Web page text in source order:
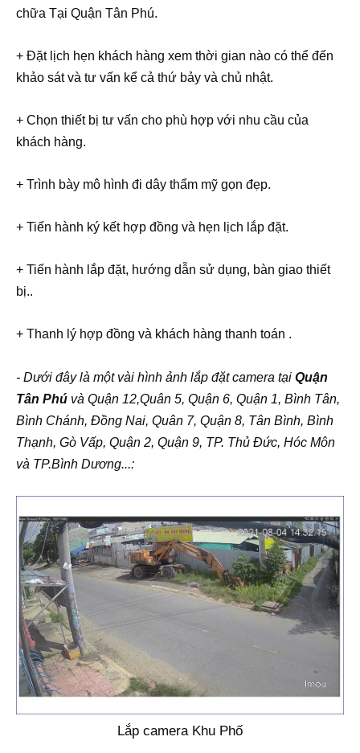
chữa Tại Quận Tân Phú.
+ Đặt lịch hẹn khách hàng xem thời gian nào có thể đến
khảo sát và tư vấn kể cả thứ bảy và chủ nhật.
+ Chọn thiết bị tư vấn cho phù hợp với nhu cầu của
khách hàng.
+ Trình bày mô hình đi dây thẩm mỹ gọn đẹp.
+ Tiến hành ký kết hợp đồng và hẹn lịch lắp đặt.
+ Tiến hành lắp đặt, hướng dẫn sử dụng, bàn giao thiết
bị..
+ Thanh lý hợp đồng và khách hàng thanh toán .
- Dưới đây là một vài hình ảnh lắp đặt camera tại Quận
Tân Phú và Quận 12,Quân 5, Quận 6, Quận 1, Bình Tân,
Bình Chánh, Đồng Nai, Quân 7, Quận 8, Tân Bình, Bình
Thạnh, Gò Vấp, Quận 2, Quận 9, TP. Thủ Đức, Hóc Môn
và TP.Bình Dương...:
Lắp camera Khu Phố